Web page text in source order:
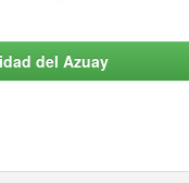
del Azuay